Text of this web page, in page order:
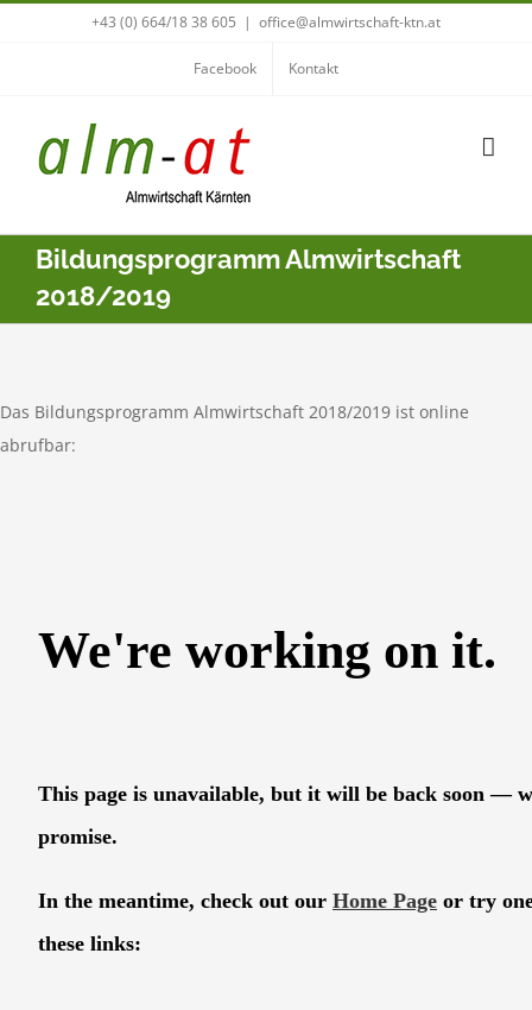
+43 (0) 664/18 38 605 | office@almwirtschaft-ktn.at
Facebook Kontakt
Bildungsprogramm Almwirtschaft
2018/2019
Das Bildungsprogramm Almwirtschaft 2018/2019 ist online
abrufbar: